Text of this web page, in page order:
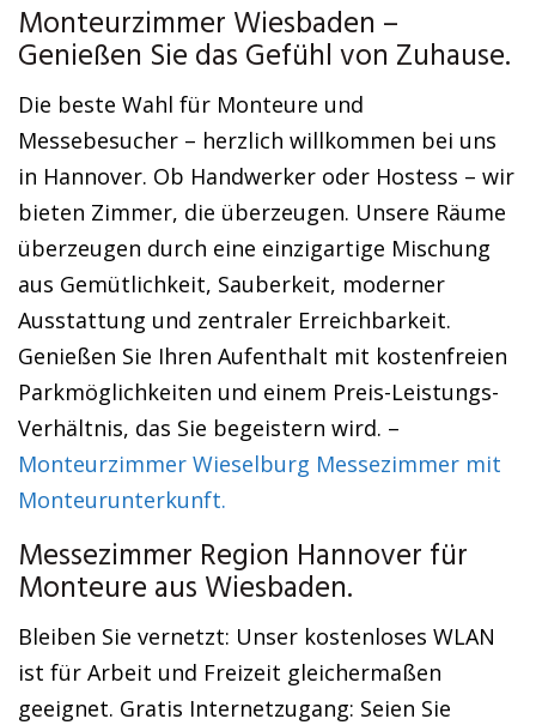
Monteurzimmer Wiesbaden –
Genießen Sie das Gefühl von Zuhause.
Die beste Wahl für Monteure und
Messebesucher – herzlich willkommen bei uns
in Hannover. Ob Handwerker oder Hostess – wir
bieten Zimmer, die überzeugen. Unsere Räume
überzeugen durch eine einzigartige Mischung
aus Gemütlichkeit, Sauberkeit, moderner
Ausstattung und zentraler Erreichbarkeit.
Genießen Sie Ihren Aufenthalt mit kostenfreien
Parkmöglichkeiten und einem Preis-Leistungs-
Verhältnis, das Sie begeistern wird. –
Monteurzimmer Wieselburg Messezimmer mit
Monteurunterkunft.
Messezimmer Region Hannover für
Monteure aus Wiesbaden.
Bleiben Sie vernetzt: Unser kostenloses WLAN
ist für Arbeit und Freizeit gleichermaßen
geeignet. Gratis Internetzugang: Seien Sie